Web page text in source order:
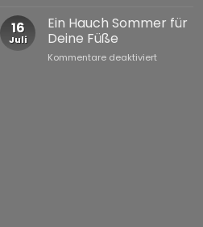
Inspiration:
Seestern
16
Juli
Ein Hauch Sommer für
Deine Füße
Kommentare deaktiviertfür